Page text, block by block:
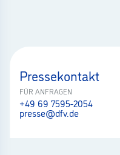
Pressekontakt
FÜR ANFRAGEN
+49 69 7595-2054
presse@dfv.de